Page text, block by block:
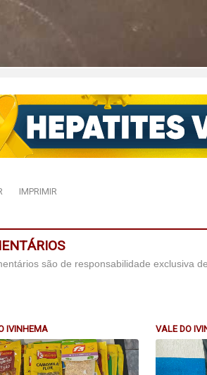
IMPRIMIR
são de responsabilidade exclusiva
IVINHEMA VALE DO